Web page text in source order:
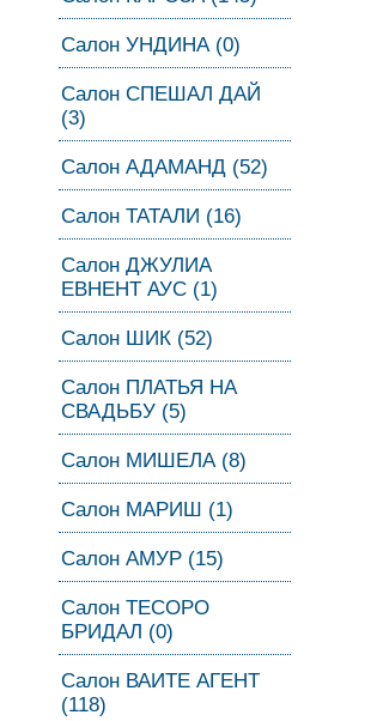
Салон УНДИНА (0)
Салон СПЕШАЛ ДАЙ
(3)
Салон АДАМАНД (52)
Салон ТАТАЛИ (16)
Салон ДЖУЛИА
ЕВНЕНТ АУС (1)
Салон ШИК (52)
Салон ПЛАТЬЯ НА
СВАДЬБУ (5)
Салон МИШЕЛА (8)
Салон МАРИШ (1)
Салон АМУР (15)
Салон ТЕСОРО
БРИДАЛ (0)
Салон ВАИТЕ АГЕНТ
(118)